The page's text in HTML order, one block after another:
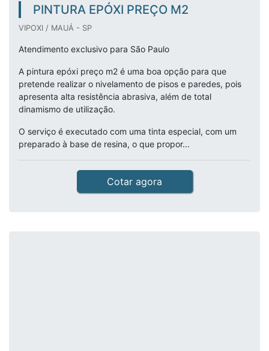
PINTURA EPÓXI PREÇO M2
VIPOXI / MAUÁ - SP
Atendimento exclusivo para São Paulo
A pintura epóxi preço m2 é uma boa opção para que
pretende realizar o nivelamento de pisos e paredes, pois
apresenta alta resistência abrasiva, além de total
dinamismo de utilização.
O serviço é executado com uma tinta especial, com um
preparado à base de resina, o que propor...
Cotar agora